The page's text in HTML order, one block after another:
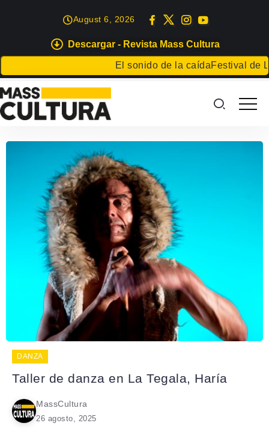
Descargar - Revista Mass Cultura
El sonido de la caídaFestival de
August 6, 2026
DANZA
Taller de danza en La Tegala, Haría
MassCultura
26 agosto, 2025